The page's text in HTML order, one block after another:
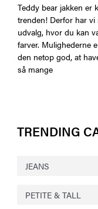
Teddy bear jakken er
trenden! Derfor har
udvalg, hvor du kan
farver. Mulighederne
den netop god, at
så mange
TRENDING
JEANS
PETITE & TALL